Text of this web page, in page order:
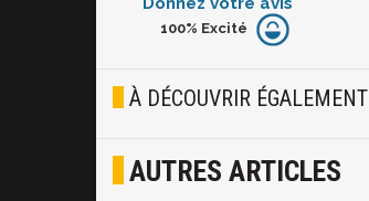
Furieux
Joyeux
100% Excité
À DÉCOUVRIR ÉGALEMENT
AUTRES ARTICLES